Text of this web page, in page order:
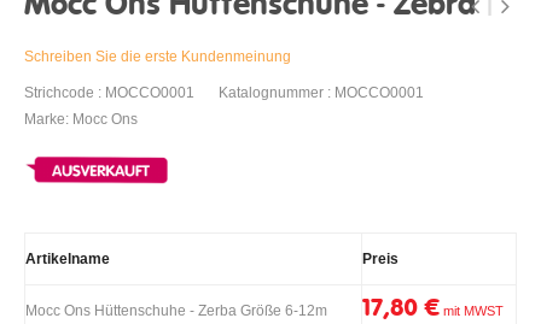
Schreiben Sie die erste Kundenmeinung
Strichcode : MOCCO0001
Katalognummer : MOCCO0001
Marke: Mocc Ons
Artikelname Preis
Mocc Ons Hüttenschuhe - Zerba Größe 6-12m 17,80 €